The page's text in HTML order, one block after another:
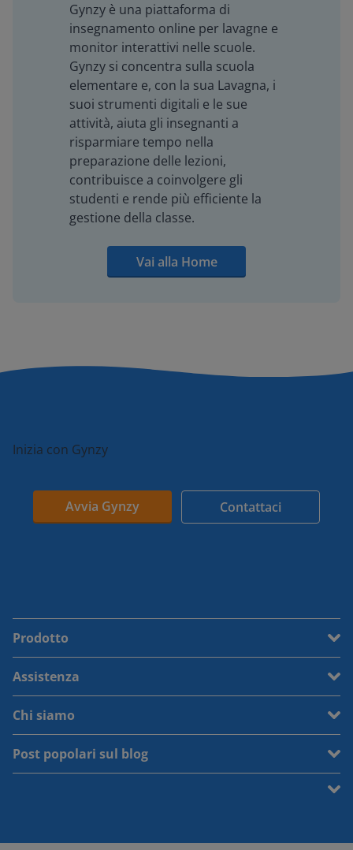
Gynzy è una piattaforma di
insegnamento online per lavagne e
monitor interattivi nelle scuole.
Gynzy si concentra sulla scuola
elementare e, con la sua Lavagna, i
suoi strumenti digitali e le sue
attività, aiuta gli insegnanti a
risparmiare tempo nella
preparazione delle lezioni,
contribuisce a coinvolgere gli
studenti e rende più efficiente la
gestione della classe.
Vai alla Home
Inizia con Gynzy
Avvia Gynzy Contattaci
Prodotto
Assistenza
Chi siamo
Post popolari sul blog